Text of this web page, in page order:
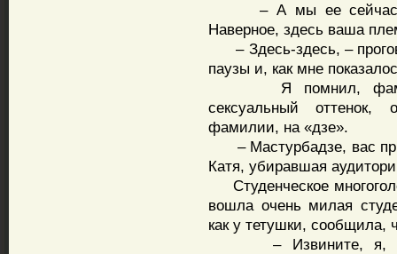
– А мы ее сейчас
Наверное, здесь ваша
– Здесь-здесь, –
паузы и, как мне
Я помнил, фамилия
сексуальный оттенок,
фамилии, на «дзе».
– Мастурбадзе, вас
Катя, убиравшая
Студенческое
вошла очень милая
как у тетушки, сообщила,
– Извините, я,